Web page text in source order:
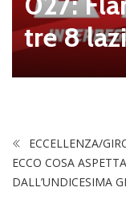
ssi è il
el club
ECCELLENZA/